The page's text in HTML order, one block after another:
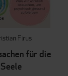
Firus
für die
Seele